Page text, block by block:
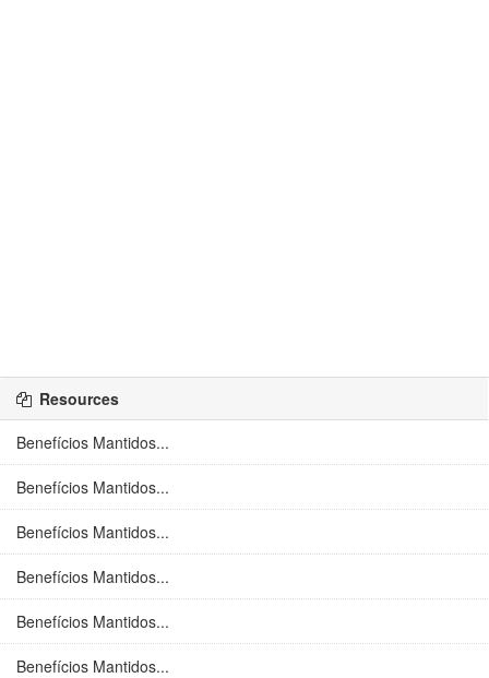
Resources
Benefícios Mantidos...
Benefícios Mantidos...
Benefícios Mantidos...
Benefícios Mantidos...
Benefícios Mantidos...
Benefícios Mantidos...